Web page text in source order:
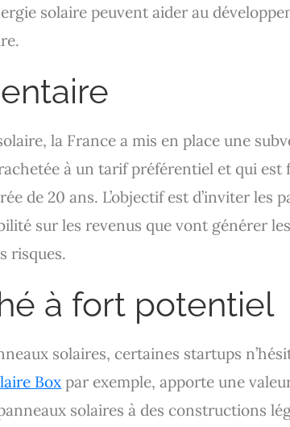
solaire peuvent aider au
la France a mis en place une
à un tarif préférentiel et qui est
de 20 ans. L’objectif est d’inviter les
sur les revenus que vont générer les
risques.
à fort potentiel
solaires, certaines startups
Box par exemple, apporte une
solaires à des constructions